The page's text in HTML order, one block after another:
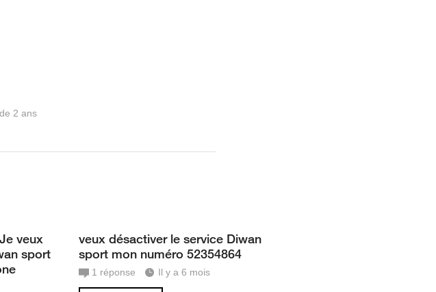
2 ans
veux
sport
veux désactiver le service Diwan
sport mon numéro 52354864
1 réponse Il y a 6 mois